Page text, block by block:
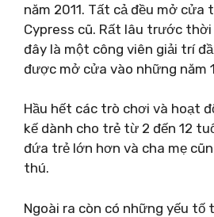
năm 2011. Tất cả đều mở cửa
Cypress cũ. Rất lâu trước thời
đây là một công viên giải trí
được mở cửa vào những năm
Hầu hết các trò chơi và hoạt
kế dành cho trẻ từ 2 đến 12
đứa trẻ lớn hơn và cha mẹ
thú.
Ngoài ra còn có những yếu